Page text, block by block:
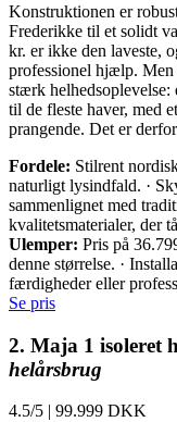
Konstruktionen er
Frederikke til et solidt
kr. er ikke den laveste,
professionel hjælp. Men
stærk helhedsoplevelse:
til de fleste haver, med
prangende. Det er
Fordele: Stilrent
naturligt lysindfald. ·
sammenlignet med
kvalitetsmaterialer, der
Ulemper: Pris på
denne størrelse. ·
færdigheder eller
Se pris
2. Maja 1 isoleret
helårsbrug
4.5/5 | 99.999 DKK